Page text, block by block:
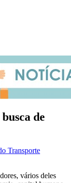
de
Transporte
vários deles